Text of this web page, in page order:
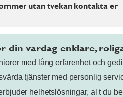
utan tvekan kontakta er
din vardag enklare,
med lång erfarenhet och
tjänster med personlig
helhetslösningar, allt du